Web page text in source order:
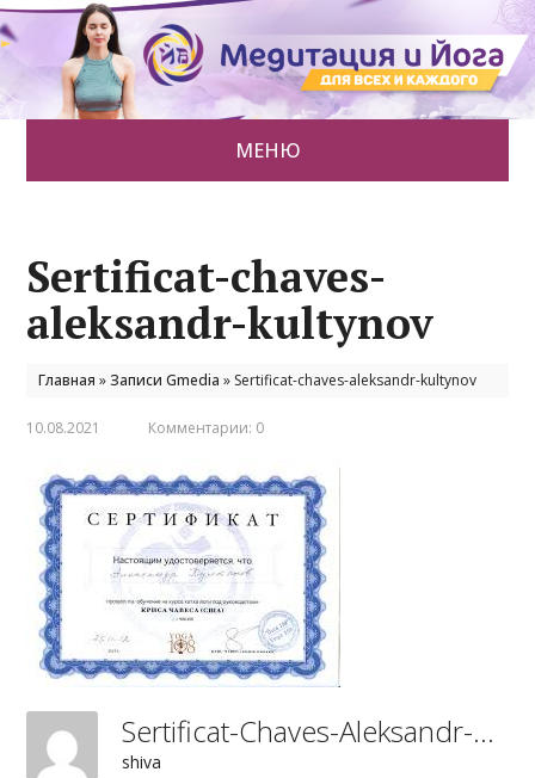
МЕНЮ
Sertificat-chaves-
aleksandr-kultynov
Главная » Записи Gmedia » Sertificat-chaves-aleksandr-kultynov
10.08.2021 Комментарии: 0
Sertificat-Chaves-Aleksandr-Kultynov
shiva